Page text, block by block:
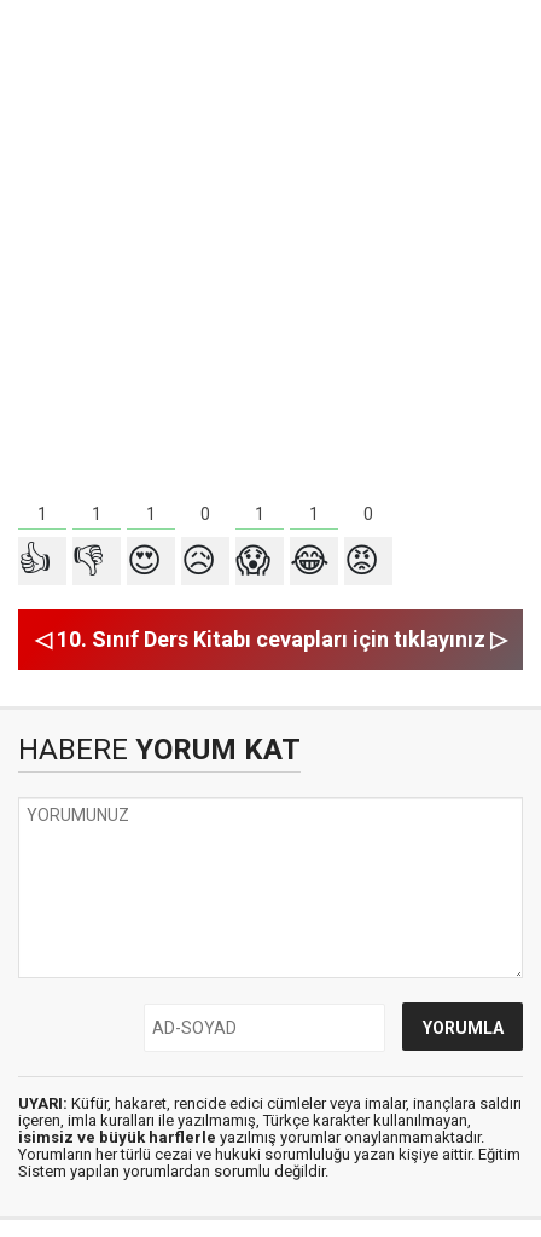
1 1 1 0 1 1 0
👍 👎 😍 😥 😱 😂 😡
◁ 10. Sınıf Ders Kitabı cevapları için tıklayınız ▷
HABERE YORUM KAT
UYARI: Küfür, hakaret, rencide edici cümleler veya imalar, inançlara saldırı
içeren, imla kuralları ile yazılmamış, Türkçe karakter kullanılmayan,
isimsiz ve büyük harflerle yazılmış yorumlar onaylanmamaktadır.
Yorumların her türlü cezai ve hukuki sorumluluğu yazan kişiye aittir. Eğitim
Sistem yapılan yorumlardan sorumlu değildir.